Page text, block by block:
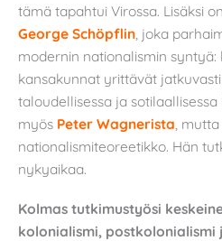
tämä tapahtui Virossa. Lisäksi
George Schöpflin , joka
modernin nationalismin
kansakunnat yrittävät
taloudellisessa ja
myös Peter Wagnerista ,
nationalismiteoreetikko. Hän
nykyaikaa.
Kolmas tutkimustyösi
kolonialismi, postkolonialismi